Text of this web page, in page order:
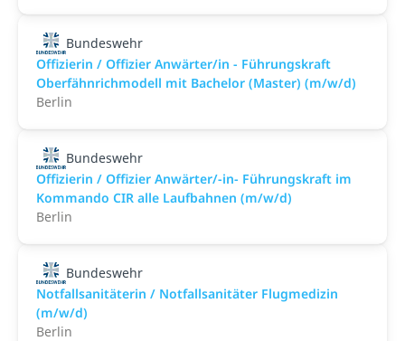
Bundeswehr
Offizierin / Offizier Anwärter/in - Führungskraft
Oberfähnrichmodell mit Bachelor (Master) (m/w/d)
Berlin
Bundeswehr
Offizierin / Offizier Anwärter/-in- Führungskraft im
Kommando CIR alle Laufbahnen (m/w/d)
Berlin
Bundeswehr
Notfallsanitäterin / Notfallsanitäter Flugmedizin
(m/w/d)
Berlin